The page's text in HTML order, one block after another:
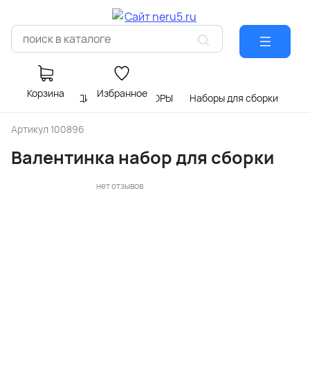
Корзина Избранное
Главная РАДИОКОНСТРУКТОРЫ Наборы для сборки
Артикул 100896
Валентинка набор для сборки
нет отзывов